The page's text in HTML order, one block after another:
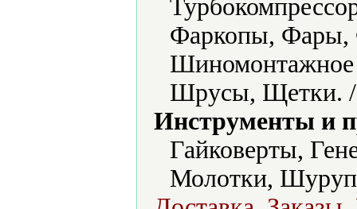
Фаркопы, Фары,
Шрусы, Щетки.
Инструменты и
Гайковерты,
Молотки,